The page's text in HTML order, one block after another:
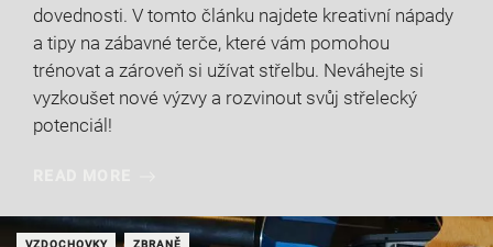
dovednosti. V tomto článku najdete kreativní nápady
a tipy na zábavné terče, které vám pomohou
trénovat a zároveň si užívat střelbu. Neváhejte si
vyzkoušet nové výzvy a rozvinout svůj střelecký
potenciál!
VZDOCHOVKY ZBRANĚ